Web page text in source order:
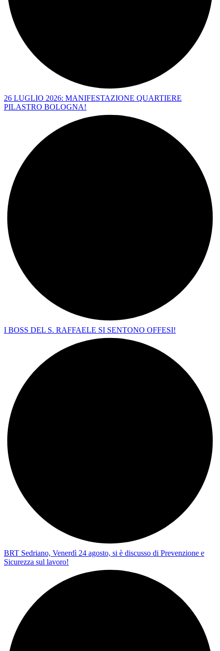
26 LUGLIO 2026: MANIFESTAZIONE QUARTIERE
PILASTRO BOLOGNA!
I BOSS DEL S. RAFFAELE SI SENTONO OFFESI!
BRT Sedriano, Venerdì 24 agosto, si è discusso di Prevenzione e
Sicurezza sul lavoro!